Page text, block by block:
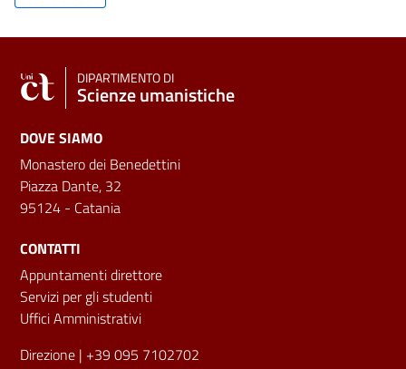
DIPARTIMENTO DI
Scienze umanistiche
DOVE SIAMO
Monastero dei Benedettini
Piazza Dante, 32
95124 - Catania
CONTATTI
Appuntamenti direttore
Servizi per gli studenti
Uffici Amministrativi
Direzione | +39 095 7102702